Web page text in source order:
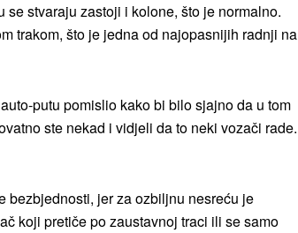
stvaraju zastoji i kolone, što je normalno.
trakom, što je jedna od najopasnijih radnji na
putu pomislio kako bi bilo sjajno da u tom
ste nekad i vidjeli da to neki vozači rade.
bezbjednosti, jer za ozbiljnu nesreću je
koji pretiče po zaustavnoj traci ili se samo